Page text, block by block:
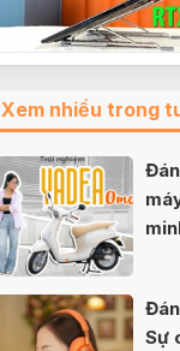
Xem nhiều trong
Sự